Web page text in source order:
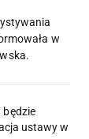
w
będzie
ustawy w